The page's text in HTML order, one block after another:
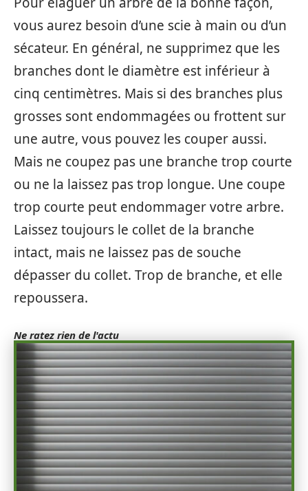
vous aurez besoin d’une scie à main ou d’un
sécateur. En général, ne supprimez que les
branches dont le diamètre est inférieur à
cinq centimètres. Mais si des branches plus
grosses sont endommagées ou frottent sur
une autre, vous pouvez les couper aussi.
Mais ne coupez pas une branche trop courte
ou ne la laissez pas trop longue. Une coupe
trop courte peut endommager votre arbre.
Laissez toujours le collet de la branche
intact, mais ne laissez pas de souche
dépasser du collet. Trop de branche, et elle
repoussera.
Ne ratez rien de l'actu